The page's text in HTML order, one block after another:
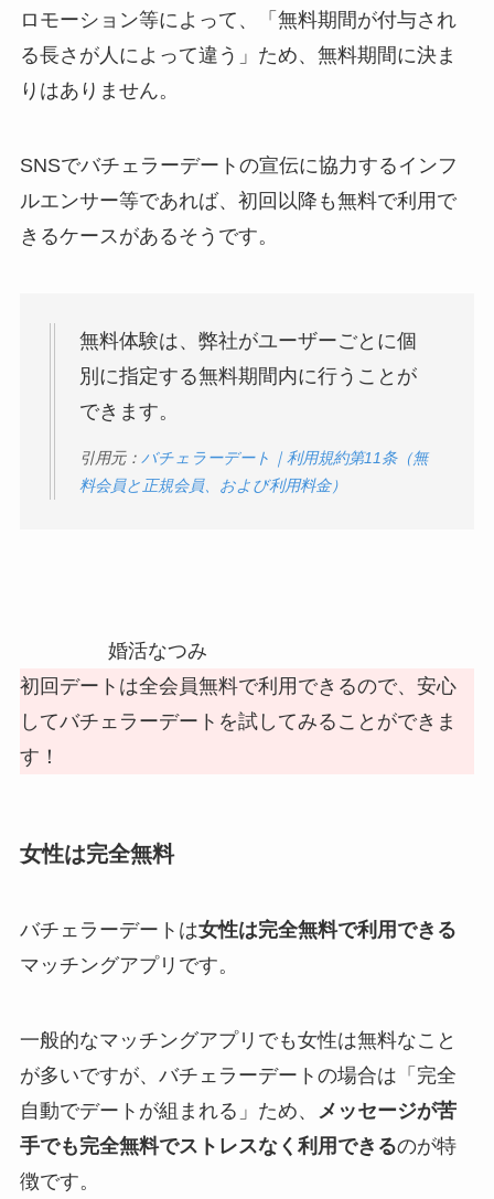
ロモーション等によって、「無料期間が付与され
る長さが人によって違う」ため、無料期間に決ま
りはありません。
SNSでバチェラーデートの宣伝に協力するインフ
ルエンサー等であれば、初回以降も無料で利用で
きるケースがあるそうです。
無料体験は、弊社がユーザーごとに個
別に指定する無料期間内に行うことが
できます。
引用元： バチェラーデート｜利用規約第11条（無
料会員と正規会員、および利用料金）
婚活なつみ
初回デートは全会員無料で利用できるので、安心
してバチェラーデートを試してみることができま
す！
女性は完全無料
バチェラーデートは女性は完全無料で利用できる
マッチングアプリです。
一般的なマッチングアプリでも女性は無料なこと
が多いですが、バチェラーデートの場合は「完全
自動でデートが組まれる」ため、 メッセージが苦
手でも完全無料でストレスなく利用できるのが特
徴です。